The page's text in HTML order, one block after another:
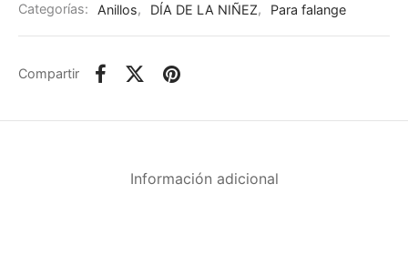
Categorías:
Anillos, DÍA DE LA NIÑEZ, Para falange
Compartir
Información adicional